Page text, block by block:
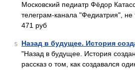
Московский педиатр Фёдор
телеграм-канала "Федиатрия", не
471 руб
5 Назад в будущее. История
"Назад в будущее. История
рассказ о том, как создавался